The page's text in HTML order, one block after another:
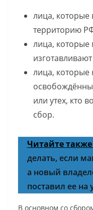
лица, которые
территорию
лица, которые
лица, которые
или утех, кто
сбор.
Читайте также
делать, если
а новый
поставил ее на
В основном со